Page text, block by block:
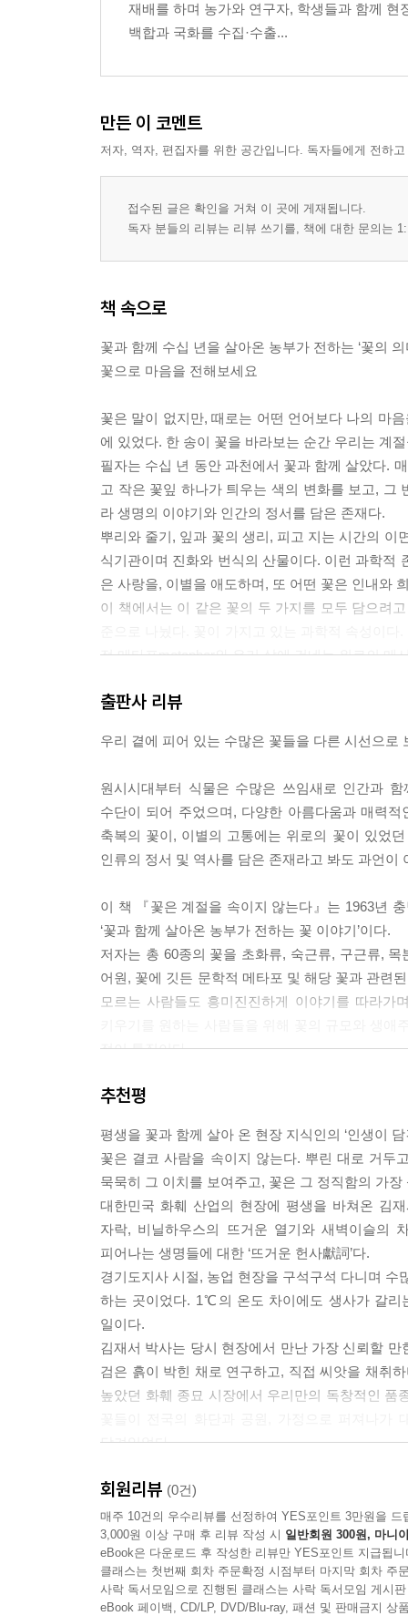
재배를 하며 농가와 연구자, 학생들과 함께
백합과 국화를 수집·수출...
만든 이 코멘트
저자, 역자, 편집자를 위한 공간입니다. 독자들에게 전하
접수된 글은 확인을 거쳐 이 곳에 게재됩니다.
독자 분들의 리뷰는 리뷰 쓰기를, 책에 대한 문의는
책 속으로
꽃과 함께 수십 년을 살아온 농부가 전하는 ‘꽃의 의
꽃으로 마음을 전해보세요
꽃은 말이 없지만, 때로는 어떤 언어보다 나의 마
에 있었다. 한 송이 꽃을 바라보는 순간 우리는 계
필자는 수십 년 동안 과천에서 꽃과 함께 살았다.
고 작은 꽃잎 하나가 틔우는 색의 변화를 보고, 그
라 생명의 이야기와 인간의 정서를 담은 존재다.
뿌리와 줄기, 잎과 꽃의 생리, 피고 지는 시간의 이
식기관이며 진화와 번식의 산물이다. 이런 과학적
은 사랑을, 이별을 애도하며, 또 어떤 꽃은 인내와
이 책에서는 이 같은 꽃의 두 가지를 모두 담으려
적 메타포metaphor와 우리 삶에 건네는 위로의 메
1부, 한철을 찬란히 사는 빛 ‘초화류草花類’. 짧
을 온전히 태운다’는 것이 무엇인지, 그 강렬한 생
2부, 해마다 다시 깨어나는 숨 ‘숙근류宿根類’. 겨
미는 숙근류는 ‘지속성’과 ‘회복력’의 상징이다.
까지 담았다. 해를 거듭할수록 깊어지는 뿌리처
다시 일어나고, 져도 다시 피어나는 생명력 말이다.
다움, 인내의 힘을 보여주는 아마릴리스, 겨울의
립과 수선화가 전하는 봄의 설렘은 사실 차가운
하듯, 구근류의 세계는 ‘침묵 속의 약동’을 상징
4부, 세월을 품고 세는 나이테 ‘목본류木本類’.
은 무궁화, 여름날의 능소화와 배롱나무, 그리고
이 있고, 긴 시간 묵묵히 뿌리를 내리는 삶이 있
며, 때로는 자신의 삶을 비추어 보게 된다.
꽃으로부터 교훈을 얻기도 한다. 꽃은 자기의 계
인다. 인간이 꽃을 배우는 이유는 바로 여기에 있다
이 책은 수십 년 동안 꽃과 함께 살면서 꽃과 나눈
이야기도 담으려 노력했다. 아무쪼록 이 책이 작
이와 생명의 아름다움을 느끼게 된다면 더없이 기
석에 작은 화단 하나를 가꾸게 되기를 소망한다.
고 행복도 함께 피어나길 기대한다.
책을 출간할 수 있도록 꽃의 기원, 명칭, 분포, 전
감사드린다. 또한 우리화훼종묘(주)에서 평생을
고마움과 기쁨을 나눈다. 이 척박한 땅에서 아름
--- 본문 중에서
출판사 리뷰
우리 곁에 피어 있는 수많은 꽃들을 다른 시선으로
원시시대부터 식물은 수많은 쓰임새로 인간과
수단이 되어 주었으며, 다양한 아름다움과 매력
축복의 꽃이, 이별의 고통에는 위로의 꽃이 있었
인류의 정서 및 역사를 담은 존재라고 봐도 과언이
이 책 『꽃은 계절을 속이지 않는다』는 1963년
‘꽃과 함께 살아온 농부가 전하는 꽃 이야기’이다.
저자는 총 60종의 꽃을 초화류, 숙근류, 구근류,
어원, 꽃에 깃든 문학적 메타포 및 해당 꽃과 관련
모르는 사람들도 흥미진진하게 이야기를 따라
점이 특징이다.
그리스, 로마 사람들은 잘 몰랐던 해바라기의 진실
들려주는 흥미진진한 이야기는 독자들에게 좋은
대해 더 관심을 가지고 접근하게 되는 계기가 되어
추천평
평생을 꽃과 함께 살아 온 현장 지식인의 ‘인생이 담
꽃은 결코 사람을 속이지 않는다. 뿌린 대로 거두
묵묵히 그 이치를 보여주고, 꽃은 그 정직함의 가장
대한민국 화훼 산업의 현장에 평생을 바쳐온 김
자락, 비닐하우스의 뜨거운 열기와 새벽이슬의
피어나는 생명들에 대한 ‘뜨거운 헌사獻詞’다.
경기도지사 시절, 농업 현장을 구석구석 다니며
하는 곳이었다. 1℃의 온도 차이에도 생사가 갈리
일이다.
김재서 박사는 당시 현장에서 만난 가장 신뢰할
검은 흙이 박힌 채로 연구하고, 직접 씨앗을 채취
높았던 화훼 종묘 시장에서 우리만의 독창적인
담겨있었다.
‘생애 주기’에 대한 통찰이 담겨있다. 1부 ‘초
‘숙근류’에서는 시련을 견디고 다시 일어나는 ‘
‘목본류’에서 세월의 나이테를 품고 흔들림 없
받았다.
노동의 가치가 땅에 떨어졌다는 말을 많이 한다.
피기 위해서는 반드시 그에 합당한 시간과 보살
회원리뷰 (0건)
매주 10건의 우수리뷰를 선정하여 YES포인트 3만원을 드
3,000원 이상 구매 후 리뷰 작성 시 일반회원 300원, 마니
eBook은 다운로드 후 작성한 리뷰만 YES포인트 지급됩니
클래스는 첫번째 회차 주문확정 시점부터 마지막 회차 주
사락 독서모임으로 진행된 클래스는 사락 독서모임 게시
eBook 페이백, CD/LP, DVD/Blu-ray, 패션 및 판매금지 상